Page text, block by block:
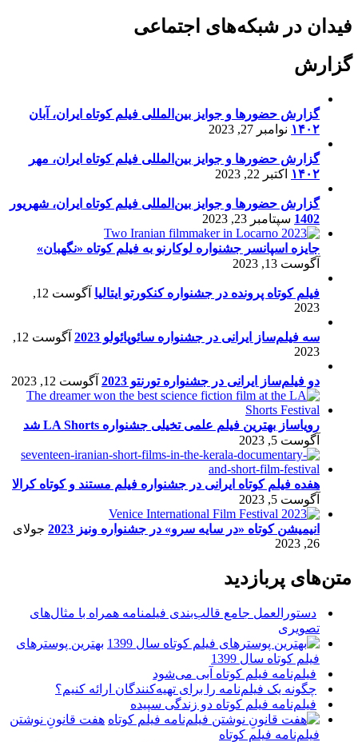
فیدان در شبکه‌های اجتماعی
گزارش
گزارش حضورها و جوایز بین‌المللی فیلم کوتاه ایران، آبان
۱۴۰۲ نوامبر 27, 2023
گزارش حضورها و جوایز بین‌المللی فیلم کوتاه ایران، مهر
۱۴۰۲ اکتبر 22, 2023
گزارش حضورها و جوایز بین‌المللی فیلم کوتاه ایران، شهریور
1402 سپتامبر 23, 2023
جایزه اسپانسر جشنواره لوکارنو به فیلم کوتاه «نگهبان»
آگوست 13, 2023
فیلم کوتاه پرونده در جشنواره کنکورتو ایتالیا
آگوست 12,
2023
سه فیلم‌ساز ایرانی در جشنواره سائوپائولو 2023
آگوست 12,
2023
دو فیلم‌ساز ایرانی در جشنواره تورنتو 2023 آگوست 12, 2023
رویاساز بهترین فیلم علمی تخیلی جشنواره LA Shorts شد
آگوست 5, 2023
هفده فیلم کوتاه ایرانی در جشنواره فیلم مستند و کوتاه کرالا
آگوست 5, 2023
انیمیشن کوتاه «در سایه سرو» در جشنواره ونیز 2023
جولای
26, 2023
متن‌های پربازدید
دستورالعمل جامع قالب‌بندی فیلمنامه همراه با مثال‌های
تصویری
بهترین پوسترهای
فیلم کوتاه سال 1399
فیلم‌نامه فیلم کوتاه آبی می‌شود
چگونه یک فیلم‌نامه را برای تهیه‌کنندگان ارائه کنیم؟
فیلم‌نامه فیلم کوتاه دو زندگی سپیده
هفت قانونِ نوشتن
فیلم‌نامه فیلم کوتاه